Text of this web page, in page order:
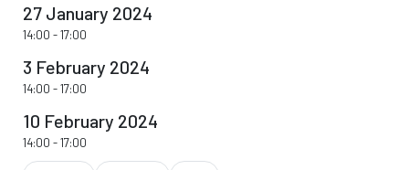
27 January 2024
14:00 -17:00
3 February 2024
14:00 -17:00
10 February 2024
14:00 -17:00